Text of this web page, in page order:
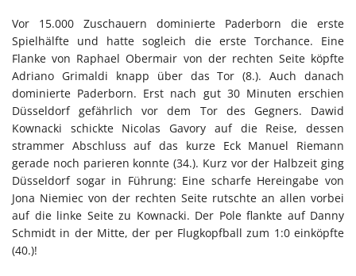
Vor 15.000 Zuschauern dominierte Paderborn die erste
Spielhälfte und hatte sogleich die erste Torchance. Eine
Flanke von Raphael Obermair von der rechten Seite köpfte
Adriano Grimaldi knapp über das Tor (8.). Auch danach
dominierte Paderborn. Erst nach gut 30 Minuten erschien
Düsseldorf gefährlich vor dem Tor des Gegners. Dawid
Kownacki schickte Nicolas Gavory auf die Reise, dessen
strammer Abschluss auf das kurze Eck Manuel Riemann
gerade noch parieren konnte (34.). Kurz vor der Halbzeit ging
Düsseldorf sogar in Führung: Eine scharfe Hereingabe von
Jona Niemiec von der rechten Seite rutschte an allen vorbei
auf die linke Seite zu Kownacki. Der Pole flankte auf Danny
Schmidt in der Mitte, der per Flugkopfball zum 1:0 einköpfte
(40.)!